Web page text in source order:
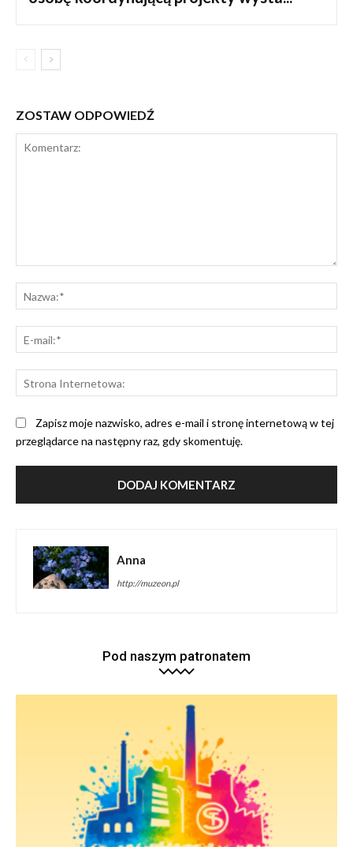
ZOSTAW ODPOWIEDŹ
Zapisz moje nazwisko, adres e-mail i stronę internetową w tej
przeglądarce na następny raz, gdy skomentuję.
Anna
http://muzeon.pl
Pod naszym patronatem